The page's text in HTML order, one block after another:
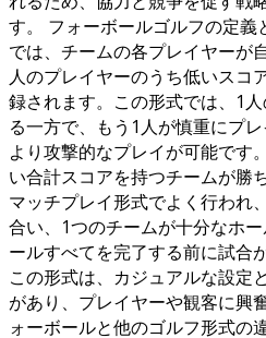
す。 フォーボールゴルフの定義
では、チームの各プレイヤーが
人のプレイヤーのうち低いスコ
録されます。この形式では、1
る一方で、もう1人が慎重にプレ
より攻撃的なプレイが可能です
い合計スコアを持つチームが勝
マッチプレイ形式でよく行われ
合い、1つのチームが十分なホ
ールすべてを完了する前に試合
この形式は、カジュアルな設定
があり、プレイヤーや観客に興
ォーボールと他のゴルフ形式の